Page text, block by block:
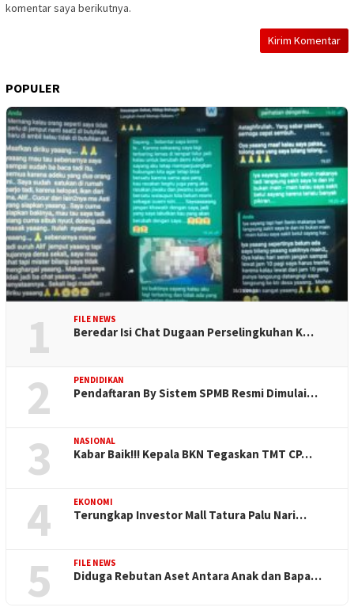
komentar saya berikutnya.
POPULER
1 FILE NEWS
Beredar Isi Chat Dugaan Perselingkuhan K…
2 PENDIDIKAN
Pendaftaran By Sistem SPMB Resmi Dimulai…
3 NASIONAL
Kabar Baik!!! Kepala BKN Tegaskan TMT CP…
4 EKONOMI
Terungkap Investor Mall Tatura Palu Nari…
5 FILE NEWS
Diduga Rebutan Aset Antara Anak dan Bapa…